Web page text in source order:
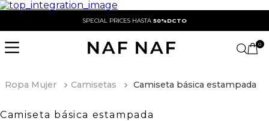
SPECIAL PRICES HASTA 50%DCTO
0
Ropa Mujer Camisetas Camiseta básica estampada
Camiseta básica estampada